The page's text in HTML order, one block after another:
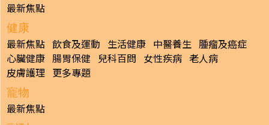
最新焦點
健康
最新焦點 飲食及運動 生活健康 中醫養生 腫瘤及癌症
心臟健康 腸胃保健 兒科百問 女性疾病 老人病
皮膚護理 更多專題
寵物
最新焦點